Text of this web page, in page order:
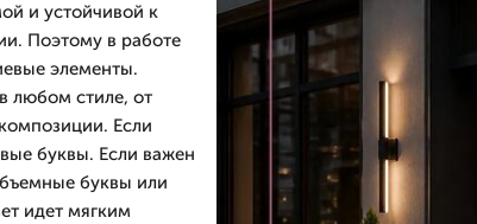
и устойчивой к
Поэтому в работе
элементы.
любом стиле, от
Если
буквы. Если важен
буквы или
идет мягким